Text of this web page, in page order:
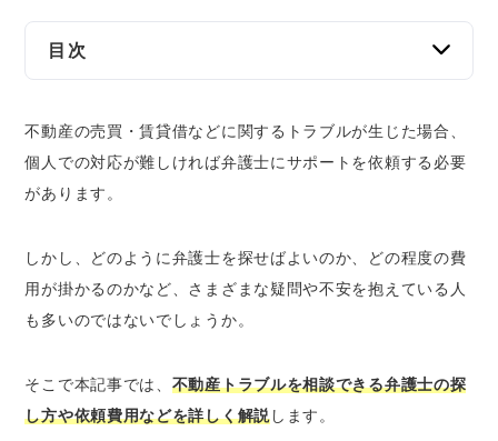
IT・ネット
企業法務
目次
「企業法務弁護士ナビ」
近くの弁護士を見つけやすい
初回相談無料の弁護士が掲載されている
掲載されている
不動産トラブルの解決を弁護士に依頼する4つの
メリット
交渉も全て任せられて不利な結果になりにく
い
不動産の売買・賃貸借などに関するトラブルが生じた場合、
個人での対応が難しければ弁護士にサポートを依頼する必要
があります。
しかし、どのように弁護士を探せばよいのか、どの程度の費
用が掛かるのかなど、さまざまな疑問や不安を抱えている人
も多いのではないでしょうか。
そこで本記事では、 不動産トラブルを相談できる弁護士の探
し方や依頼費用などを詳しく解説します。